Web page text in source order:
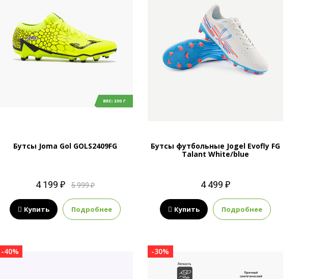
Бутсы Joma Gol GOLS2409FG
4 199 ₽ 5 999 ₽
Купить Подробнее
Бутсы футбольные Jogel Evofly FG
Talant White/blue
4 499 ₽
Купить Подробнее
-40% -30%